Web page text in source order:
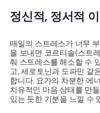
정신적, 정서적
매일의 스트레스가 너무
을 보내면 코르티솔(스트
춰 스트레스를 해소할 수
고, 세로토닌과 도파민 같
합니다. 요가의 차분한 에
치유적인 마음 상태를 만
있는 듯한 기분을 느낄 수